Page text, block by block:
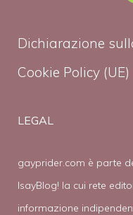
Dichiarazione
Cookie Policy (UE)
LEGAL
gayprider.com è parte
IsayBlog! la cui rete
informazione